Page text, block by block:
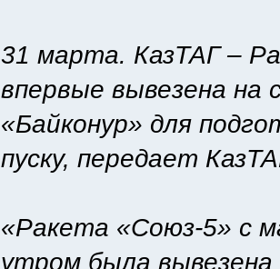
31 марта. КазТАГ –
впервые вывезена на
«Байконур» для
пуску, передает
«Ракета «Союз-5» с
утром была вывезена